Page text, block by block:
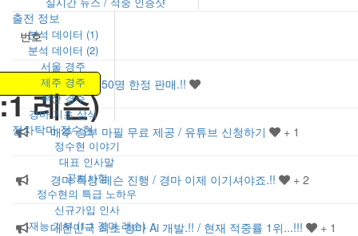
출전 정보
분석 데이터 (1)
분석 데이터 (2)
서울 경주
제주 경주
부산 경주
경마 기초 상식
절차탁마 정수현
정수현 이야기
대표 인사말
공지사항
정수현의 특급 노하우
신규가입 인사
재능 기부 (1:1 경마 레슨)
번호
코칭 마번 50명 한정 판매.!!
매주 승부 마필 무료 제공 / 유튜브 신청하기 + 1
경마 특강 레슨 진행 / 경마 이제 이기셔야죠.!! + 2
대한민국 최초 경마 Ai 개발.!! / 현재 적중률 1위...!!! + 1
레슨)